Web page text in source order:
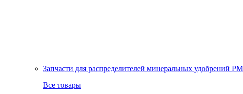
Запчасти для распределителей минеральных удобрений
Все товары